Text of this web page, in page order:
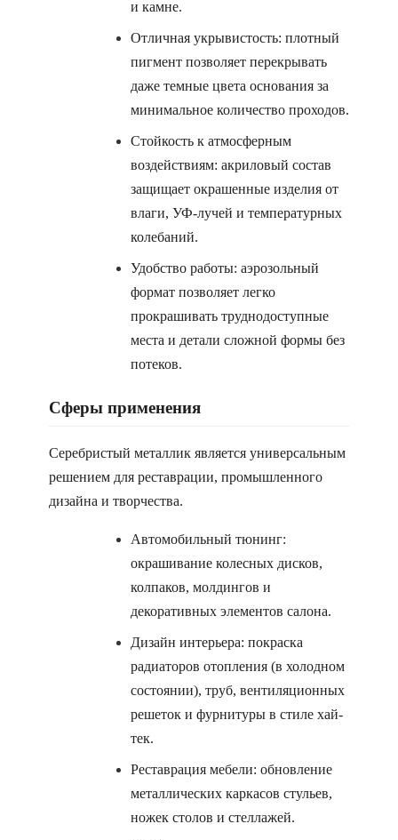
и камне.
Отличная укрывистость: плотный
пигмент позволяет перекрывать
даже темные цвета основания за
минимальное количество проходов.
Стойкость к атмосферным
воздействиям: акриловый состав
защищает окрашенные изделия от
влаги, УФ-лучей и температурных
колебаний.
Удобство работы: аэрозольный
формат позволяет легко
прокрашивать труднодоступные
места и детали сложной формы без
потеков.
Сферы применения
Серебристый металлик является универсальным
решением для реставрации, промышленного
дизайна и творчества.
Автомобильный тюнинг:
окрашивание колесных дисков,
колпаков, молдингов и
декоративных элементов салона.
Дизайн интерьера: покраска
радиаторов отопления (в холодном
состоянии), труб, вентиляционных
решеток и фурнитуры в стиле хай-
тек.
Реставрация мебели: обновление
металлических каркасов стульев,
ножек столов и стеллажей.